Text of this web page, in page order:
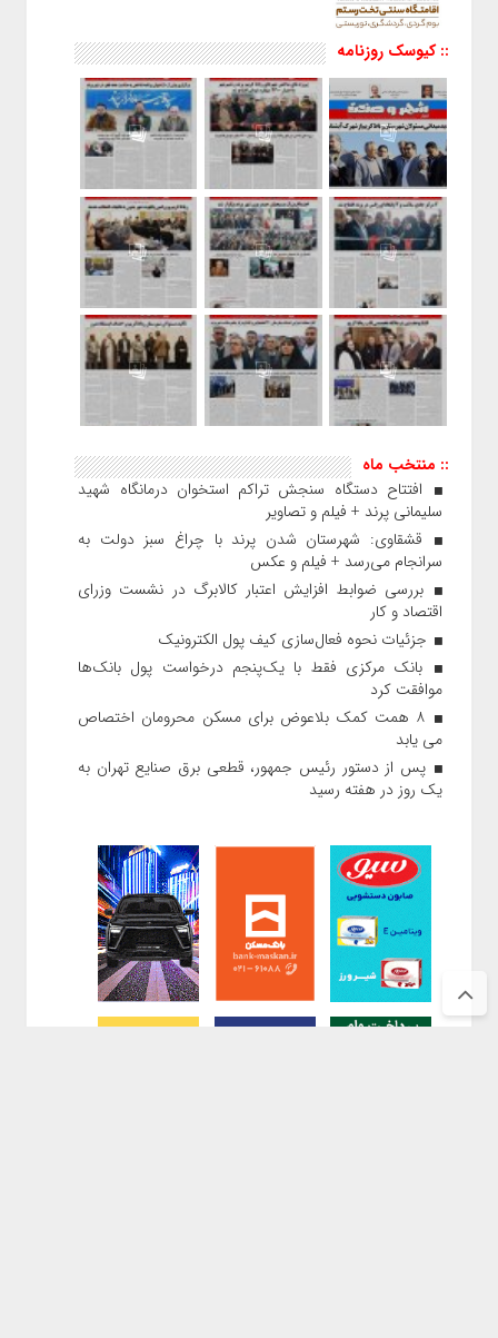
:: کیوسک روزنامه
:: منتخب ماه
افتتاح دستگاه سنجش تراکم استخوان درمانگاه شهید
سلیمانی پرند + فیلم و تصاویر
قشقاوی: شهرستان شدن پرند با چراغ سبز دولت به
سرانجام می‌رسد + فیلم و عکس
بررسی ضوابط افزایش اعتبار کالابرگ در نشست وزرای
اقتصاد و کار
جزئیات نحوه فعال‌سازی کیف پول الکترونیک
بانک مرکزی فقط با یک‌‎پنجم درخواست پول بانک‌ها
موافقت کرد
۸ همت کمک بلاعوض برای مسکن محرومان اختصاص
می یابد
پس از دستور رئیس‌ جمهور، قطعی برق صنایع تهران به
یک روز در هفته رسید